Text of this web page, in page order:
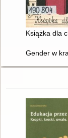
Książka dla
Gender w